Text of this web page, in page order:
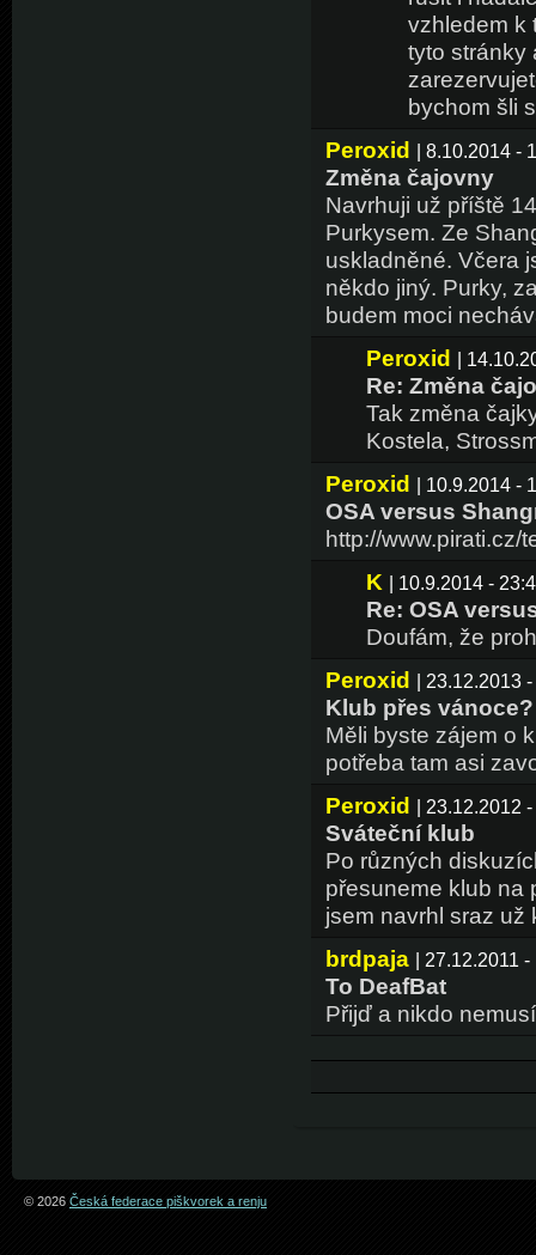
vzhledem k
tyto stránky
bychom šli
Peroxid
| 8.10.2014 -
Změna čajovny
Navrhuji už příště
Purkysem. Ze
uskladněné. Včera
někdo jiný. Purky,
budem moci
Peroxid
|
Re: Změna
Tak změna
Kostela,
Peroxid
| 10.9.2014 -
OSA versus
http://www.pirati.cz/
K
| 10.9.2014 -
Re: OSA
Doufám, že
Peroxid
| 23.12.2013
Klub přes vánoce?
Měli byste zájem o
potřeba tam asi
Peroxid
| 23.12.2012
Sváteční klub
Po různých
přesuneme klub na
jsem navrhl sraz už
brdpaja
| 27.12.2011
To DeafBat
Přijď a nikdo
© 2026 Česká federace piškvorek a renju